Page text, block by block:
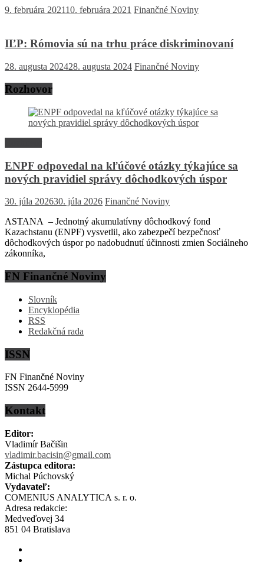
9. februára 202110. februára 2021 Finančné Noviny
IĽP: Rómovia sú na trhu práce diskriminovaní
28. augusta 202428. augusta 2024 Finančné Noviny
Rozhovor
ENPF odpovedal na kľúčové otázky týkajúce sa
nových pravidiel správy dôchodkových úspor
30. júla 202630. júla 2026 Finančné Noviny
ASTANA – Jednotný akumulatívny dôchodkový fond
Kazachstanu (ENPF) vysvetlil, ako zabezpečí bezpečnosť
dôchodkových úspor po nadobudnutí účinnosti zmien Sociálneho
zákonníka,
FN Finančné Noviny
Slovník
Encyklopédia
RSS
Redakčná rada
ISSN
FN Finančné Noviny
ISSN 2644-5999
Kontakt
Editor:
Vladimír Bačišin
vladimir.bacisin@gmail.com
Zástupca editora:
Michal Púchovský
Vydavateľ:
COMENIUS ANALYTICA s. r. o.
Adresa redakcie:
Medveďovej 34
851 04 Bratislava